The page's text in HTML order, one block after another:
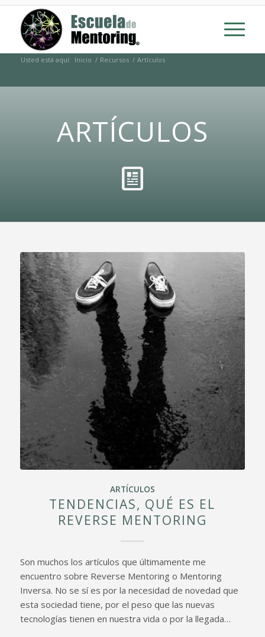
Usted está aquí: Inicio / Recursos / Artículos
ARTÍCULOS
ARTÍCULOS
TENDENCIAS, QUÉ ES EL
REVERSE MENTORING
Son muchos los artículos que últimamente me
encuentro sobre Reverse Mentoring o Mentoring
Inversa. No se sí es por la necesidad de novedad que
esta sociedad tiene, por el peso que las nuevas
tecnologías tienen en nuestra vida o por la llegada…